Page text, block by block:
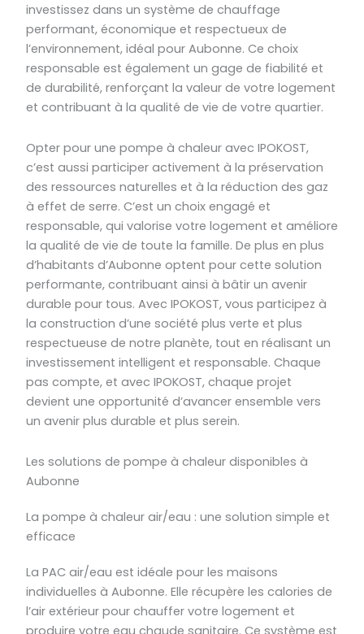
investissez dans un système de chauffage
performant, économique et respectueux de
l’environnement, idéal pour Aubonne. Ce choix
responsable est également un gage de fiabilité et
de durabilité, renforçant la valeur de votre logement
et contribuant à la qualité de vie de votre quartier.
Opter pour une pompe à chaleur avec IPOKOST,
c’est aussi participer activement à la préservation
des ressources naturelles et à la réduction des gaz
à effet de serre. C’est un choix engagé et
responsable, qui valorise votre logement et améliore
la qualité de vie de toute la famille. De plus en plus
d’habitants d’Aubonne optent pour cette solution
performante, contribuant ainsi à bâtir un avenir
durable pour tous. Avec IPOKOST, vous participez à
la construction d’une société plus verte et plus
respectueuse de notre planète, tout en réalisant un
investissement intelligent et responsable. Chaque
pas compte, et avec IPOKOST, chaque projet
devient une opportunité d’avancer ensemble vers
un avenir plus durable et plus serein.
Les solutions de pompe à chaleur disponibles à
Aubonne
La pompe à chaleur air/eau : une solution simple et
efficace
La PAC air/eau est idéale pour les maisons
individuelles à Aubonne. Elle récupère les calories de
l’air extérieur pour chauffer votre logement et
produire votre eau chaude sanitaire. Ce système est